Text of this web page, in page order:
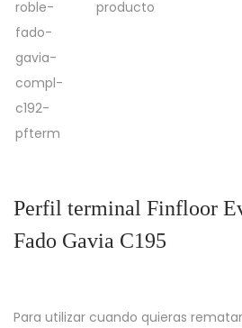
Perfil terminal Finfloor
Fado Gavia C195
Para utilizar cuando quieras